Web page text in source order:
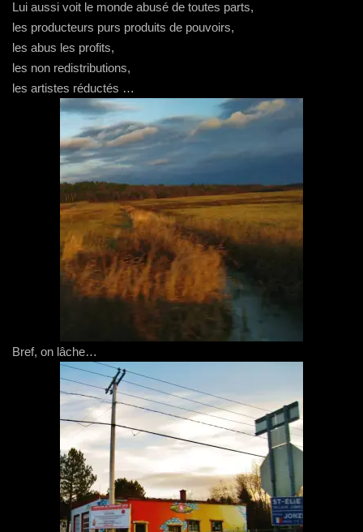
Lui aussi voit le monde abusé de toutes parts,
les producteurs purs produits de pouvoirs,
les abus les profits,
les non redistributions,
les artistes réductés …
Bref, on lâche…